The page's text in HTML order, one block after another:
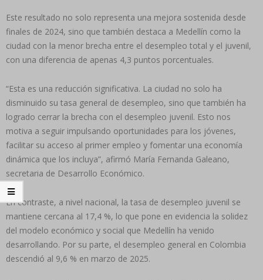
Este resultado no solo representa una mejora sostenida desde
finales de 2024, sino que también destaca a Medellín como la
ciudad con la menor brecha entre el desempleo total y el juvenil,
con una diferencia de apenas 4,3 puntos porcentuales.
“Esta es una reducción significativa. La ciudad no solo ha
disminuido su tasa general de desempleo, sino que también ha
logrado cerrar la brecha con el desempleo juvenil. Esto nos
motiva a seguir impulsando oportunidades para los jóvenes,
facilitar su acceso al primer empleo y fomentar una economía
dinámica que los incluya”, afirmó María Fernanda Galeano,
secretaria de Desarrollo Económico.
En contraste, a nivel nacional, la tasa de desempleo juvenil se
mantiene cercana al 17,4 %, lo que pone en evidencia la solidez
del modelo económico y social que Medellín ha venido
desarrollando. Por su parte, el desempleo general en Colombia
descendió al 9,6 % en marzo de 2025.